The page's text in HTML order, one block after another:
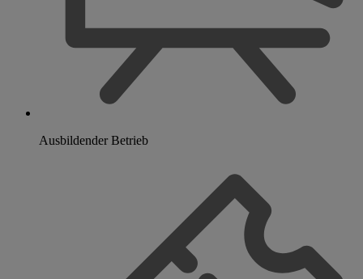
Ausbildender Betrieb